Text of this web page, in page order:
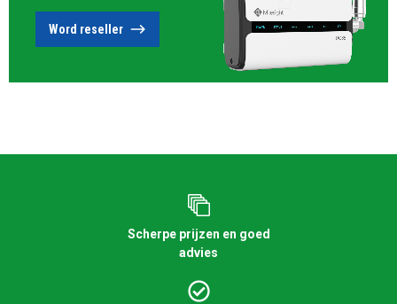
Word reseller
Scherpe prijzen en goed
advies